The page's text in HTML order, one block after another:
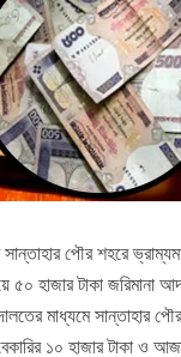
সান্তাহার পৌর শহরে
৫০ হাজার টাকা জরিমানা
মাধ্যমে সান্তাহার
১০ হাজার টাকা ও